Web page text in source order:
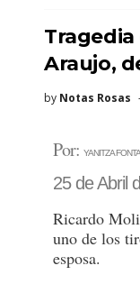
Tragedia
Araujo,
by Notas Rosas
Por: YANITZA
25 de Abril
Ricardo
uno de los
esposa.